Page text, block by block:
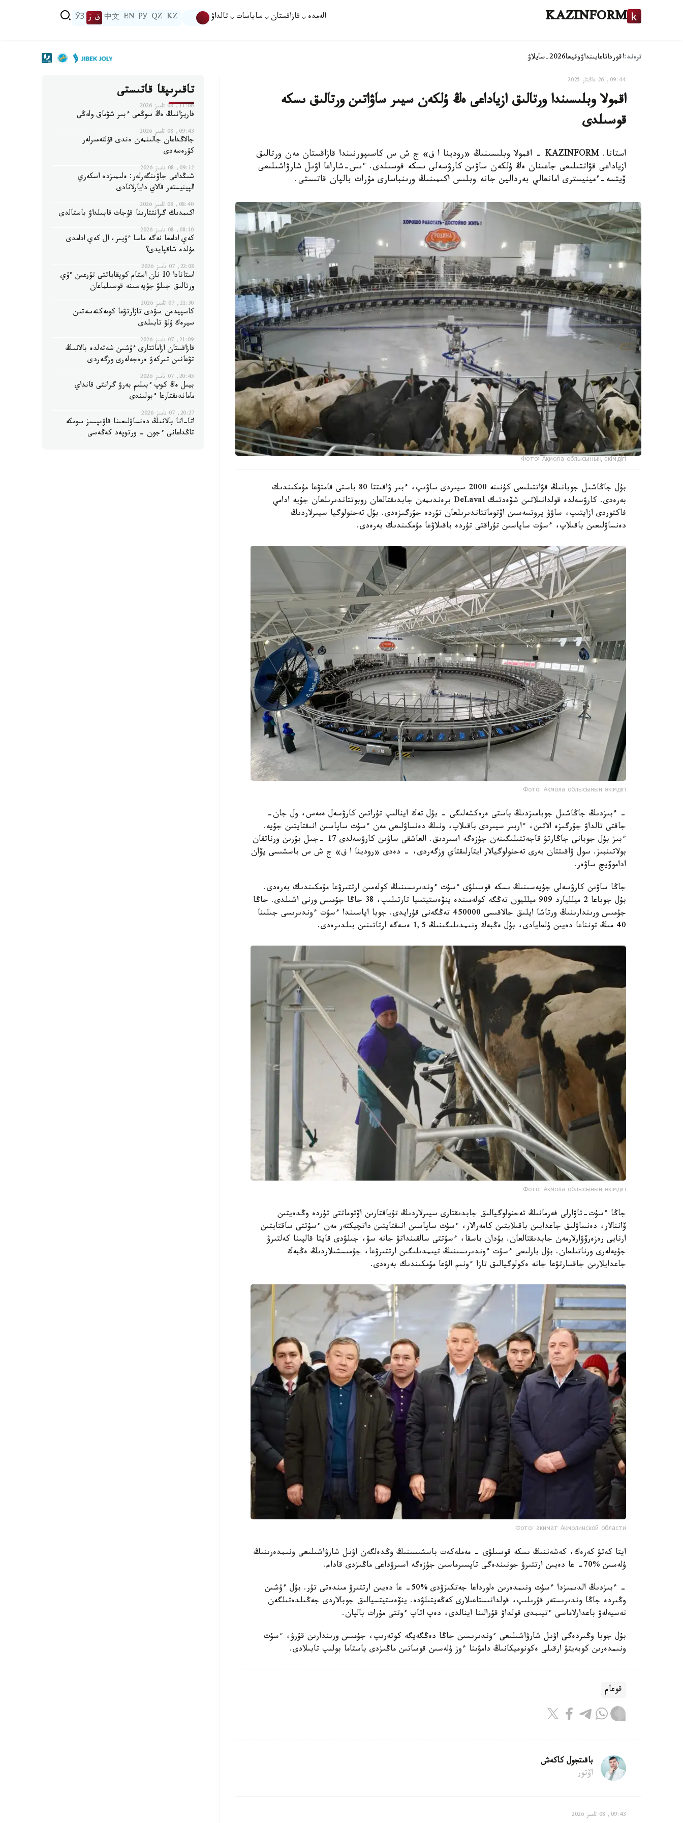
KAZINFORM الەمدە قازاقستان ساياسات تالداۋ KZ
QZ
РУ
EN
中文 ق ز ЎЗ
ترەند:اقورداتاعايىنداۋوقيعا2026-سايلاۋ
09:44, 26 قاڭتار 2025
اقمولا وبلىسىندا ورتالىق ازياداعى ەڭ ۇلكەن سيىر ساۋاتىن ورتالىق ىسكە
قوسىلدى
استانا. KAZINFORM - اقمولا وبلىسىنىڭ «رودينا ا ف» ج ش س كاسىپورنىندا قازاقستان مەن ورتالىق
ازياداعى قۋاتتىلىعى جاعىنان ەڭ ۇلكەن ساۋىن كارۋسەلى ىسكە قوسىلدى. ءىس-شاراعا اۋىل شارۋاشىلىعى
ۆيتسە-ءمينيسترى امانعالي بەردالين جانە وبلىس اكىمىنىڭ ورىنباسارى مۇرات بالپان قاتىستى.
Фото: Ақмола облысының әкімдігі
بۇل جاڭاشىل جوبانىڭ قۋاتتىلىعى كۇنىنە 2000 سيىردى ساۋىپ، ءبىر ۋاقىتتا 80 باستى قامتۋعا مۇمكىندىك
بەرەدى. كارۋسەلدە قولدانىلاتىن شۆەدتىك DeLaval برەندىمەن جابدىقتالعان روبوتتاندىرىلعان جۇيە ادامي
فاكتوردى ازايتىپ، ساۋۋ پروتسەسىن اۆتوماتتاندىرىلعان تۇردە جۇرگىزەدى. بۇل تەحنولوگيا سيىرلاردىڭ
دەنساۋلىعىن باقىلاپ، ءسۇت ساپاسىن تۇراقتى تۇردە باقىلاۋعا مۇمكىندىك بەرەدى.
Фото: Ақмола облысының әкімдігі
- ءبىزدىڭ جاڭاشىل جوبامىزدىڭ باستى ەرەكشەلىگى - بۇل تەك اينالىپ تۇراتىن كارۋسەل ەمەس، ول جان-
جاقتى تالداۋ جۇرگىزە الاتىن، ءاربىر سيىردى باقىلاپ، ونىڭ دەنساۋلىعى مەن ءسۇت ساپاسىن انىقتايتىن جۇيە.
ءبىز بۇل جوبانى جاڭارتۋ قاجەتتىلىگىنەن جۇزەگە اسىردىق. العاشقى ساۋىن كارۋسەلدى 17 -جىل بۇرىن ورناتقان
بولاتىنبىز. سول ۋاقىتتان بەرى تەحنولوگيالار ايتارلىقتاي وزگەردى، - دەدى «رودينا ا ف» ج ش س باسشىسى يۆان
اداموۆيچ ساۋەر.
جاڭا ساۋىن كارۋسەلى جۇيەسىنىڭ ىسكە قوسىلۋى ءسۇت ءوندىرىسىنىڭ كولەمىن ارتتىرۋعا مۇمكىندىك بەرەدى.
بۇل جوباعا 2 ميلليارد 909 ميلليون تەڭگە كولەمىندە ينۆەستيتسيا تارتىلىپ، 38 جاڭا جۇمىس ورنى اشىلدى. جاڭا
جۇمىس ورىندارىنىڭ ورتاشا ايلىق جالاقىسى 450000 تەڭگەنى قۇرايدى. جوبا اياسىندا ءسۇت ءوندىرىسى جىلىنا
40 مىڭ تونناعا دەيىن ۇلعايادى، بۇل ەڭبەك ونىمدىلىگىنىڭ 1,5 ەسەگە ارتاتىنىن بىلدىرەدى.
Фото: Ақмола облысының әкімдігі
جاڭا ءسۇت-تاۋارلى فەرمانىڭ تەحنولوگيالىق جابدىقتارى سيىرلاردىڭ تۇياقتارىن اۆتوماتتى تۇردە وڭدەيتىن
ۆاننالار، دەنساۋلىق جاعدايىن باقىلايتىن كامەرالار، ءسۇت ساپاسىن انىقتايتىن داتچيكتەر مەن ءسۇتتى ساقتايتىن
ارنايى رەزەرۆۋارلارمەن جابدىقتالعان. بۇدان باسقا، ءسۇتتى سالقىنداتۋ جانە سۋ، جىلۋدى قايتا قالپىنا كەلتىرۋ
جۇيەلەرى ورناتىلعان. بۇل بارلىعى ءسۇت ءوندىرىسىنىڭ تيىمدىلىگىن ارتتىرۋعا، جۇمىسشىلاردىڭ ەڭبەك
جاعدايلارىن جاقسارتۋعا جانە ەكولوگيالىق تازا ءونىم الۋعا مۇمكىندىك بەرەدى.
Фото: акимат Акмолинской области
ايتا كەتۋ كەرەك، كەشەننىڭ ىسكە قوسىلۋى - مەملەكەت باسشىسىنىڭ وڭدەلگەن اۋىل شارۋاشىلىعى ونىمدەرىنىڭ
ۇلەسىن %70- عا دەيىن ارتتىرۋ جونىندەگى تاپسىرماسىن جۇزەگە اسىرۋداعى ماڭىزدى قادام.
- ءبىزدىڭ الدىمىزدا ءسۇت ونىمدەرىن ەلورداعا جەتكىزۋدى %50- عا دەيىن ارتتىرۋ مىندەتى تۇر. بۇل ءۇشىن
وڭىردە جاڭا وندىرىستەر قۇرىلىپ، قولدانىستاعىلارى كەڭەيتىلۋدە. ينۆەستيتسيالىق جوبالاردى جەڭىلدەتىلگەن
نەسيەلەۋ باعدارلاماسى ءتيىمدى قولداۋ قۇرالىنا اينالدى، دەپ اتاپ ءوتتى مۇرات بالپان.
بۇل جوبا وڭىردەگى اۋىل شارۋاشىلىعى ءوندىرىسىن جاڭا دەڭگەيگە كوتەرىپ، جۇمىس ورىندارىن قۇرۋ، ءسۇت
ونىمدەرىن كوبەيتۋ ارقىلى ەكونوميكانىڭ دامۋىنا ءوز ۇلەسىن قوساتىن ماڭىزدى باستاما بولىپ تابىلادى.
قوعام
باقىتجول كاكەش
اۆتور
09:43, 08 تامىز 2026
تاقىرىپقا قاتىستى
11:06, 08 تامىز 2026
فاريزانىڭ ەڭ سوڭعى ءبىر شۋماق ولەڭى
09:43, 08 تامىز 2026
جالاڭداعان جالىنمەن ەندى قۇلتەمىرلەر
كۇرەسەدى
09:12, 08 تامىز 2026
شىڭداعى جاۋىنگەرلەر: ەلىمىزدە اسكەري
الپينيستەر قالاي دايارلانادى
08:40, 08 تامىز 2026
اكىمدىك گرانتتارىنا قۇجات قابىلداۋ باستالدى
08:10, 08 تامىز 2026
كەي ادامعا نەگە ماسا ءۇيىر، ال كەي ادامدى
مۇلدە شاقپايدى؟
22:08, 07 تامىز 2026
استانادا 10 نان استام كوپقاباتتى تۇرعىن ءۇي
ورتالىق جىلۋ جۇيەسىنە قوسىلماعان
21:30, 07 تامىز 2026
كاسپيدەن سۋدى تازارتۋعا كومەكتەسەتىن
سيرەك ۇلۋ تابىلدى
21:09, 07 تامىز 2026
قازاقستان ازاماتتارى ءۇشىن شەتەلدە بالانىڭ
تۋعانىن تىركەۋ ەرەجەلەرى وزگەردى
20:45, 07 تامىز 2026
بيىل ەڭ كوپ ءبىلىم بەرۋ گرانتى قانداي
ماماندىقتارعا ءبولىندى
20:27, 07 تامىز 2026
اتا-انا بالانىڭ دەنساۋلىعىنا قاۋىپسىز سومكە
تاڭداعانى ءجون - ورتوپەد كەڭەسى